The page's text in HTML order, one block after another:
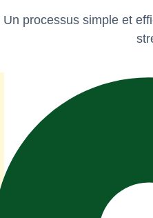
Un processus simple et